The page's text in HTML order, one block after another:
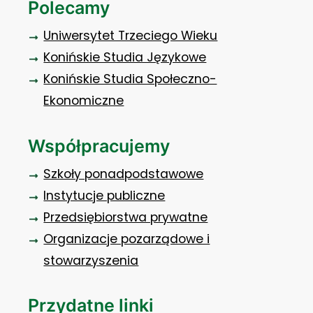
Polecamy
Uniwersytet Trzeciego Wieku
Konińskie Studia Językowe
Konińskie Studia Społeczno-
Ekonomiczne
Współpracujemy
Szkoły ponadpodstawowe
Instytucje publiczne
Przedsiębiorstwa prywatne
Organizacje pozarządowe i
stowarzyszenia
Przydatne linki